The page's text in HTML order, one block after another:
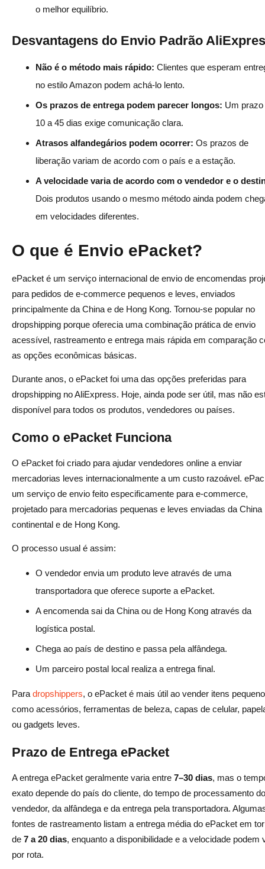
o melhor equilíbrio.
Desvantagens do Envio Padrão
Não é o método mais rápido: Clientes que esperam
no estilo Amazon podem achá-lo lento.
Os prazos de entrega podem parecer longos: Um prazo
10 a 45 dias exige comunicação clara.
Atrasos alfandegários podem ocorrer: Os prazos de
liberação variam de acordo com o país e a estação.
A velocidade varia de acordo com o vendedor e o
Dois produtos usando o mesmo método ainda podem
em velocidades diferentes.
O que é Envio ePacket?
ePacket é um serviço internacional de envio de encomendas
para pedidos de e-commerce pequenos e leves, enviados
principalmente da China e de Hong Kong. Tornou-se popular no
dropshipping porque oferecia uma combinação prática de envio
acessível, rastreamento e entrega mais rápida em comparação
as opções econômicas básicas.
Durante anos, o ePacket foi uma das opções preferidas para
dropshipping no AliExpress. Hoje, ainda pode ser útil, mas não
disponível para todos os produtos, vendedores ou países.
Como o ePacket Funciona
O ePacket foi criado para ajudar vendedores online a enviar
mercadorias leves internacionalmente a um custo razoável.
um serviço de envio feito especificamente para e-commerce,
projetado para mercadorias pequenas e leves enviadas da China
continental e de Hong Kong.
O processo usual é assim:
O vendedor envia um produto leve através de uma
transportadora que oferece suporte a ePacket.
A encomenda sai da China ou de Hong Kong através da
logística postal.
Chega ao país de destino e passa pela alfândega.
Um parceiro postal local realiza a entrega final.
Para dropshippers, o ePacket é mais útil ao vender itens
como acessórios, ferramentas de beleza, capas de celular,
ou gadgets leves.
Prazo de Entrega ePacket
A entrega ePacket geralmente varia entre 7–30 dias, mas o
exato depende do país do cliente, do tempo de processamento do
vendedor, da alfândega e da entrega pela transportadora.
fontes de rastreamento listam a entrega média do ePacket em
de 7 a 20 dias, enquanto a disponibilidade e a velocidade podem
por rota.